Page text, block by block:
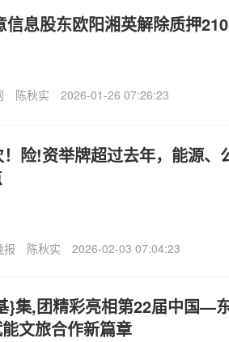
信息股东欧阳湘英解除质押
陈秋实 2026-01-26 07:26:23
险!资举牌超过去年，能源、
报 陈秋实 2026-02-03 07:04:23
}集,团精彩亮相第22届中国—
文旅合作新篇章